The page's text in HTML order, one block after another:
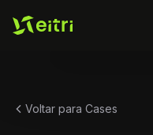
Voltar para Cases